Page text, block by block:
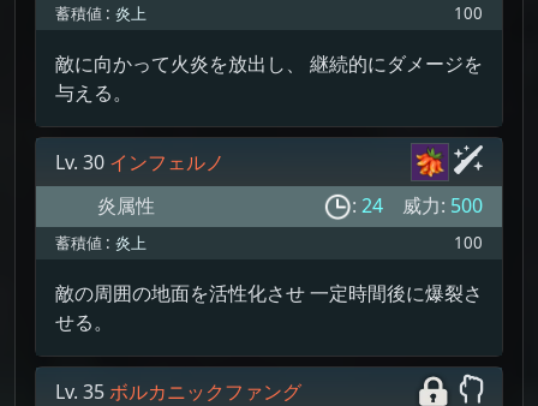
蓄積値 : 炎上 100
敵に向かって火炎を放出し、 継続的にダメージを
与える。
Lv. 30 インフェルノ
炎属性
: 24 威力: 500
蓄積値 : 炎上 100
敵の周囲の地面を活性化させ 一定時間後に爆裂さ
せる。
Lv. 35ボルカニックファング